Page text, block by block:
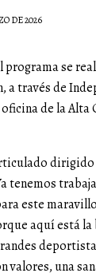
DE 2026
programa se
a través de
de la Alta
tenemos
este
aquí está
valores, una